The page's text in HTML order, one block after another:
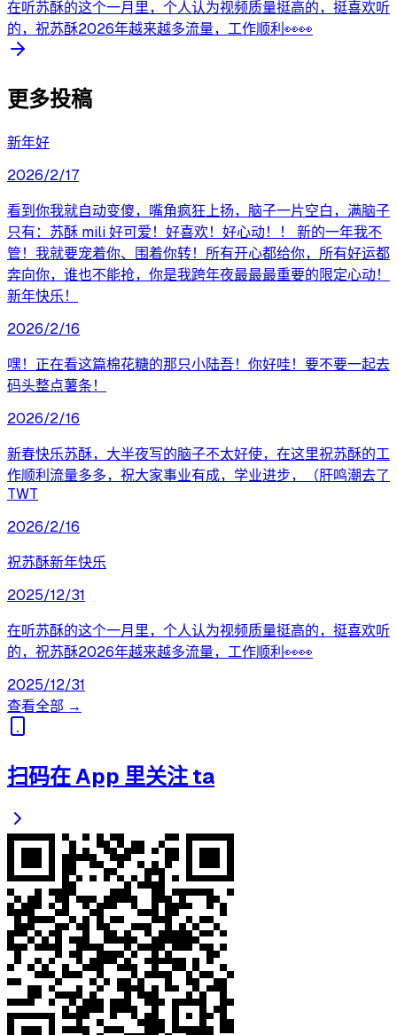
在听苏酥的这个一月里，个人认为视频质量挺高的，挺喜欢听
的，祝苏酥2026年越来越多流量，工作顺利👀👀
更多投稿
新年好
2026/2/17
看到你我就自动变傻，嘴角疯狂上扬，脑子一片空白，满脑子
只有：苏酥 mili 好可爱！好喜欢！好心动！！ 新的一年我不
管！我就要宠着你、围着你转！所有开心都给你，所有好运都
奔向你，谁也不能抢，你是我跨年夜最最最重要的限定心动！
新年快乐！
2026/2/16
嘿！正在看这篇棉花糖的那只小陆吾！你好哇！要不要一起去
码头整点薯条！
2026/2/16
新春快乐苏酥，大半夜写的脑子不太好使，在这里祝苏酥的工
作顺利流量多多，祝大家事业有成，学业进步，（肝鸣潮去了
TWT
2026/2/16
祝苏酥新年快乐
2025/12/31
在听苏酥的这个一月里，个人认为视频质量挺高的，挺喜欢听
的，祝苏酥2026年越来越多流量，工作顺利👀👀
2025/12/31
查看全部 →
扫码在 App 里关注 ta